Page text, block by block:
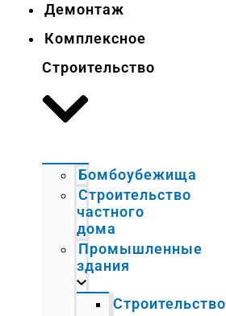
Демонтаж
Комплексное
Строительство
Бомбоубежища
Строительство
частного
дома
Промышленные
здания
Строительство